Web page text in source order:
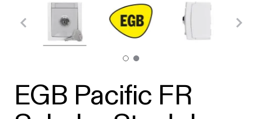
EGB Pacific FR